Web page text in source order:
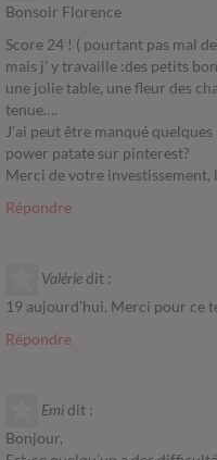
Bonsoir Florence
Score 24 ! ( pourtant pas mal
mais j’ y travaille :des petits
une jolie table, une fleur des
tenue….
J’ai peut être manqué
power patate sur pinterest?
Merci de votre investissement,
Répondre
Valérie dit :
19 aujourd’hui. Merci pour ce
Répondre
Emi dit :
Bonjour,